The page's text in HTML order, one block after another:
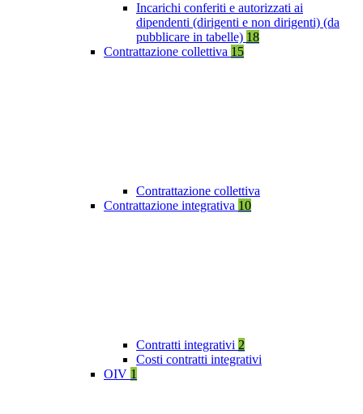
Incarichi conferiti e autorizzati ai
dipendenti (dirigenti e non dirigenti) (da
pubblicare in tabelle) 18
Contrattazione collettiva 15
Contrattazione collettiva
Contrattazione integrativa 10
Contratti integrativi 2
Costi contratti integrativi
OIV 1